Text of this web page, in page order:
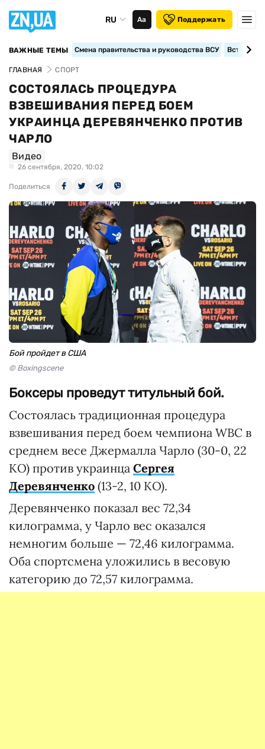
RU Аа Поддержать
ВАЖНЫЕ ТЕМЫ Смена правительства и руководства ВСУ
ГЛАВНАЯ СПОРТ
СОСТОЯЛАСЬ ПРОЦЕДУРА
ВЗВЕШИВАНИЯ ПЕРЕД БОЕМ
УКРАИНЦА ДЕРЕВЯНЧЕНКО ПРОТИВ
ЧАРЛО
Видео
26 сентября, 2020, 10:02
Поделиться
Бой пройдет в США
© Boxingscene
Боксеры проведут титульный бой.
Состоялась традиционная процедура
взвешивания перед боем чемпиона WBC в
среднем весе Джермалла Чарло (30-0, 22
КО) против украинца Сергея
Деревянченко (13-2, 10 КО).
Деревянченко показал вес 72,34
килограмма, у Чарло вес оказался
немногим больше — 72,46 килограмма.
Оба спортсмена уложились в весовую
категорию до 72,57 килограмма.